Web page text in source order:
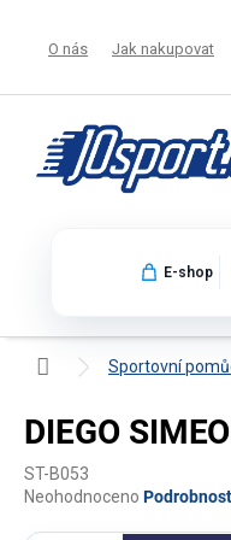
O nás Jak nakupovat
E-shop
Domů Sportovní
DIEGO
ST-B053
Průměrné
Neohodnoceno